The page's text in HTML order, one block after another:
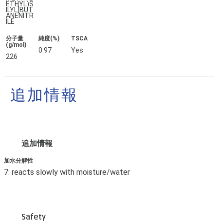
ETHYL)S
ILYL]BUT
ANENITR
ILE
分子量
(g/mol)
226
純度(%)
0.97
TSCA
Yes
追加情報
追加情報
加水分解性
7: reacts slowly with moisture/water
Safety